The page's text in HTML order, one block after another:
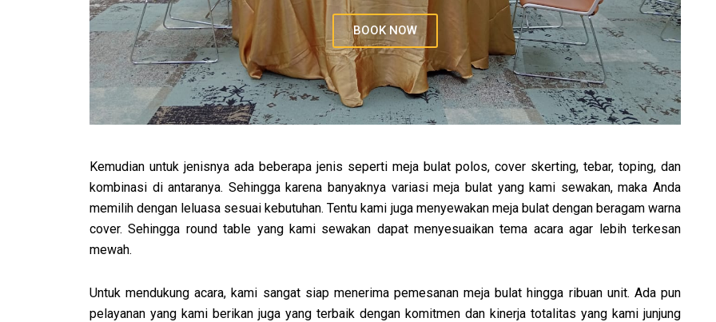
BOOK NOW
Kemudian untuk jenisnya ada beberapa jenis seperti meja bulat polos, cover skerting, tebar, toping, dan
kombinasi di antaranya. Sehingga karena banyaknya variasi meja bulat yang kami sewakan, maka Anda
memilih dengan leluasa sesuai kebutuhan. Tentu kami juga menyewakan meja bulat dengan beragam warna
cover. Sehingga round table yang kami sewakan dapat menyesuaikan tema acara agar lebih terkesan
mewah.
Untuk mendukung acara, kami sangat siap menerima pemesanan meja bulat hingga ribuan unit. Ada pun
pelayanan yang kami berikan juga yang terbaik dengan komitmen dan kinerja totalitas yang kami junjung